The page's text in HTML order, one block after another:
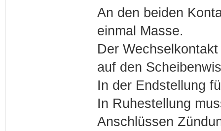
An den beiden
einmal Masse.
Der
auf den
In der Endstellung
In Ruhestellung
Anschlüssen